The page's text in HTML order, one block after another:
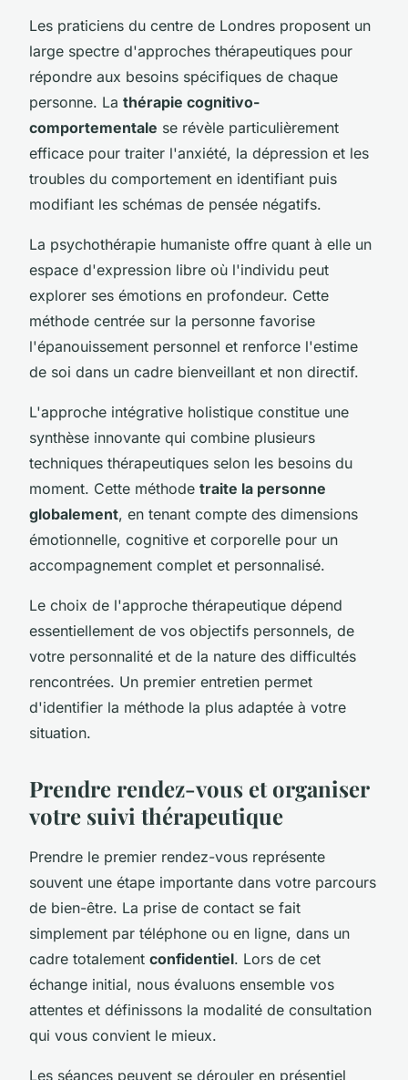
Les praticiens du centre de Londres proposent un
large spectre d'approches thérapeutiques pour
répondre aux besoins spécifiques de chaque
personne. La thérapie cognitivo-
comportementale se révèle particulièrement
efficace pour traiter l'anxiété, la dépression et les
troubles du comportement en identifiant puis
modifiant les schémas de pensée négatifs.
La psychothérapie humaniste offre quant à elle un
espace d'expression libre où l'individu peut
explorer ses émotions en profondeur. Cette
méthode centrée sur la personne favorise
l'épanouissement personnel et renforce l'estime
de soi dans un cadre bienveillant et non directif.
L'approche intégrative holistique constitue une
synthèse innovante qui combine plusieurs
techniques thérapeutiques selon les besoins du
moment. Cette méthode traite la personne
globalement, en tenant compte des dimensions
émotionnelle, cognitive et corporelle pour un
accompagnement complet et personnalisé.
Le choix de l'approche thérapeutique dépend
essentiellement de vos objectifs personnels, de
votre personnalité et de la nature des difficultés
rencontrées. Un premier entretien permet
d'identifier la méthode la plus adaptée à votre
situation.
Prendre rendez-vous et organiser
votre suivi thérapeutique
Prendre le premier rendez-vous représente
souvent une étape importante dans votre parcours
de bien-être. La prise de contact se fait
simplement par téléphone ou en ligne, dans un
cadre totalement confidentiel. Lors de cet
échange initial, nous évaluons ensemble vos
attentes et définissons la modalité de consultation
qui vous convient le mieux.
Les séances peuvent se dérouler en présentiel